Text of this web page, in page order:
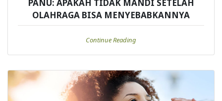
PANU: APAKAH TIDAK MANDI SETELAH
OLAHRAGA BISA MENYEBABKANNYA
Continue Reading